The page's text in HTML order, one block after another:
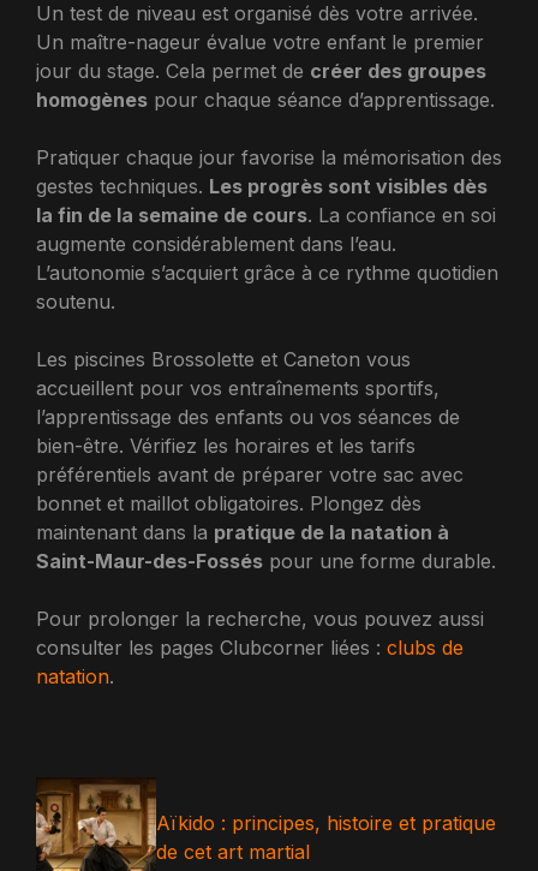
Un test de niveau est organisé dès votre arrivée.
Un maître-nageur évalue votre enfant le premier
jour du stage. Cela permet de créer des groupes
homogènes pour chaque séance d’apprentissage.
Pratiquer chaque jour favorise la mémorisation des
gestes techniques. Les progrès sont visibles dès
la fin de la semaine de cours. La confiance en soi
augmente considérablement dans l’eau.
L’autonomie s’acquiert grâce à ce rythme quotidien
soutenu.
Les piscines Brossolette et Caneton vous
accueillent pour vos entraînements sportifs,
l’apprentissage des enfants ou vos séances de
bien-être. Vérifiez les horaires et les tarifs
préférentiels avant de préparer votre sac avec
bonnet et maillot obligatoires. Plongez dès
maintenant dans la pratique de la natation à
Saint-Maur-des-Fossés pour une forme durable.
Pour prolonger la recherche, vous pouvez aussi
consulter les pages Clubcorner liées : clubs de
natation.
Aïkido : principes, histoire et pratique
de cet art martial